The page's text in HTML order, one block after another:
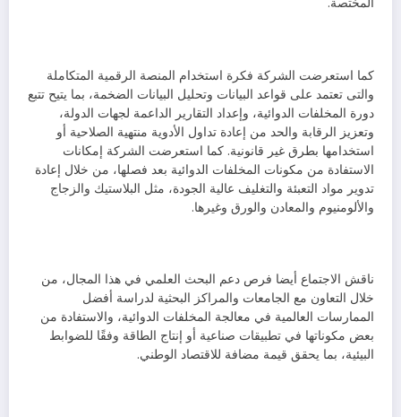
المختصة.
كما استعرضت الشركة فكرة استخدام المنصة الرقمية المتكاملة
والتى تعتمد على قواعد البيانات وتحليل البيانات الضخمة، بما يتيح تتبع
دورة المخلفات الدوائية، وإعداد التقارير الداعمة لجهات الدولة،
وتعزيز الرقابة والحد من إعادة تداول الأدوية منتهية الصلاحية أو
استخدامها بطرق غير قانونية. كما استعرضت الشركة إمكانات
الاستفادة من مكونات المخلفات الدوائية بعد فصلها، من خلال إعادة
تدوير مواد التعبئة والتغليف عالية الجودة، مثل البلاستيك والزجاج
والألومنيوم والمعادن والورق وغيرها.
ناقش الاجتماع أيضا فرص دعم البحث العلمي في هذا المجال، من
خلال التعاون مع الجامعات والمراكز البحثية لدراسة أفضل
الممارسات العالمية في معالجة المخلفات الدوائية، والاستفادة من
بعض مكوناتها في تطبيقات صناعية أو إنتاج الطاقة وفقًا للضوابط
البيئية، بما يحقق قيمة مضافة للاقتصاد الوطني.